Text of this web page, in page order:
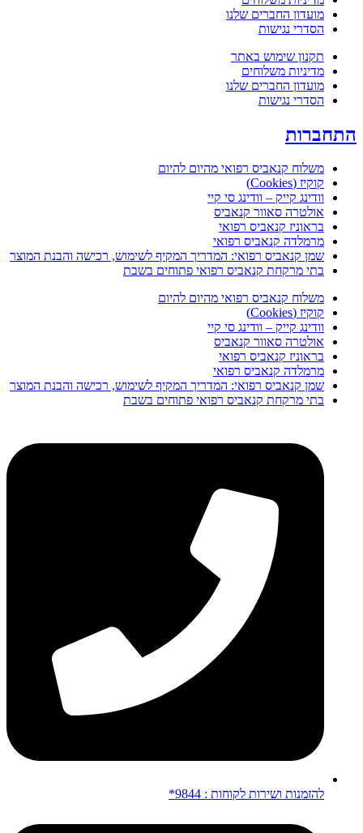
מועדון החברים שלנו
הסדרי נגישות
תקנון שימוש באתר
מדיניות משלוחים
מועדון החברים שלנו
הסדרי נגישות
התחברות
משלוח קנאביס רפואי מהיום להיום
קוקיז (Cookies)
וודינג קייק – וודינג סי קיי
אולטרה סאוור קנאביס
בראוניז קנאביס רפואי
מרמלדה קנאביס רפואי
שמן קנאביס רפואי: המדריך המקיף לשימוש, רכישה והבנת המוצר
בתי מרקחת קנאביס רפואי פתוחים בשבת
משלוח קנאביס רפואי מהיום להיום
קוקיז (Cookies)
וודינג קייק – וודינג סי קיי
אולטרה סאוור קנאביס
בראוניז קנאביס רפואי
מרמלדה קנאביס רפואי
שמן קנאביס רפואי: המדריך המקיף לשימוש, רכישה והבנת המוצר
בתי מרקחת קנאביס רפואי פתוחים בשבת
להזמנות ושירות לקוחות : 9844*